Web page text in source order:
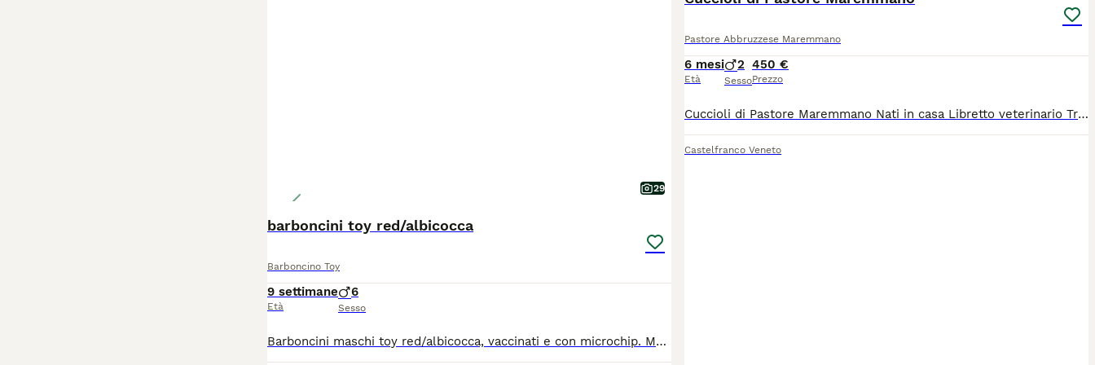
29
barboncini toy red/albicocca
Barboncino Toy
9 settimane
Età
6
Sesso
Barboncini maschi toy red/albicocca, vaccinati e con microchip. Madre e padre visibili. X info contatta 3383280871/3317308239
Pastore Abbruzzese Maremmano
6 mesi
Età
2
Sesso
450 €
Prezzo
Cuccioli di Pastore Maremmano Nati in casa Libretto veterinario Trattamento vermifugo Trattamento antiparassitario Doppia vaccinazione Possibilità di trasporto
Castelfranco Veneto